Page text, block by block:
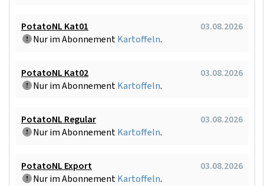
PotatoNL Kat01
03.08.2026
Nur im AbonnementKartoffeln.
PotatoNL Kat02
03.08.2026
Nur im AbonnementKartoffeln.
PotatoNL Regular
03.08.2026
Nur im AbonnementKartoffeln.
PotatoNL Export
03.08.2026
Nur im AbonnementKartoffeln.